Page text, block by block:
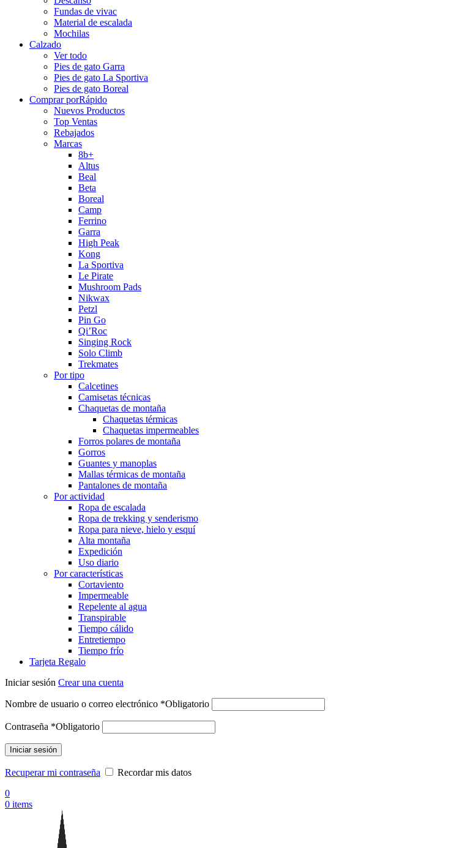
Fundas de vivac
Material de escalada
Mochilas
Calzado
Ver todo
Pies de gato Garra
Pies de gato La Sportiva
Pies de gato Boreal
Comprar porRápido
Nuevos Productos
Top Ventas
Rebajados
Marcas
8b+
Altus
Beal
Beta
Boreal
Camp
Ferrino
Garra
High Peak
Kong
La Sportiva
Le Pirate
Mushroom Pads
Nikwax
Petzl
Pin Go
Qi’Roc
Singing Rock
Solo Climb
Trekmates
Por tipo
Calcetines
Camisetas técnicas
Chaquetas de montaña
Chaquetas térmicas
Chaquetas impermeables
Forros polares de montaña
Gorros
Guantes y manoplas
Mallas térmicas de montaña
Pantalones de montaña
Por actividad
Ropa de escalada
Ropa de trekking y senderismo
Ropa para nieve, hielo y esquí
Alta montaña
Expedición
Uso diario
Por características
Cortaviento
Impermeable
Repelente al agua
Transpirable
Tiempo cálido
Entretiempo
Tiempo frío
Tarjeta Regalo
Iniciar sesión Crear una cuenta
Nombre de usuario o correo electrónico *Obligatorio
Contraseña *Obligatorio
Iniciar sesión
Recuperar mi contraseña
Recordar mis datos
0
0 items